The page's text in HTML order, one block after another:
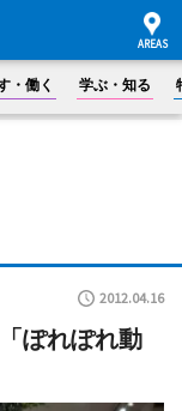
・働く 学ぶ・知る
2012.04.16
ぽれぽれ動